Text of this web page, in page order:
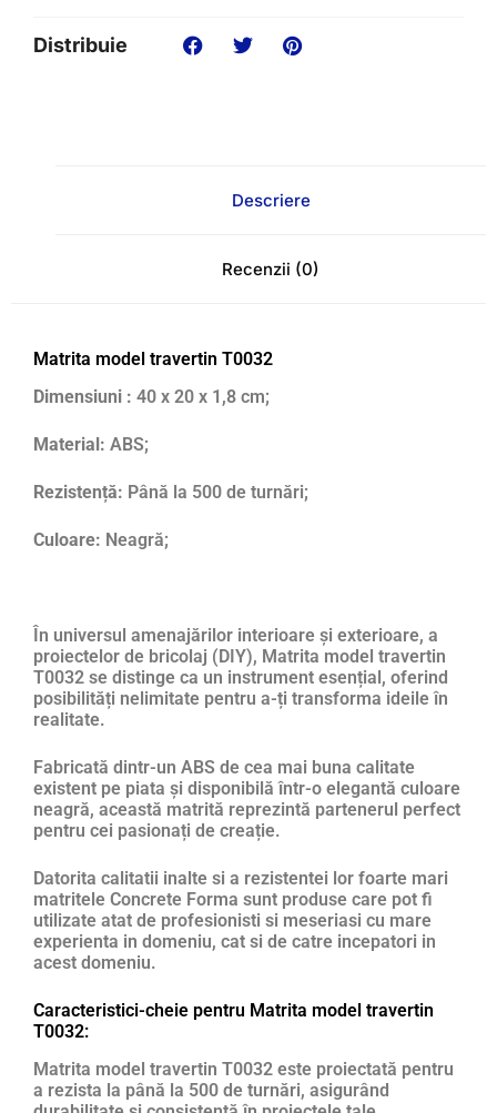
Distribuie
Descriere
Recenzii (0)
Matrita model travertin T0032
Dimensiuni : 40 x 20 x 1,8 cm;
Material: ABS;
Rezistență: Până la 500 de turnări;
Culoare: Neagră;
În universul amenajărilor interioare și exterioare, a
proiectelor de bricolaj (DIY), Matrita model travertin
T0032 se distinge ca un instrument esențial, oferind
posibilități nelimitate pentru a-ți transforma ideile în
realitate.
Fabricată dintr-un ABS de cea mai buna calitate
existent pe piata și disponibilă într-o elegantă culoare
neagră, această matrită reprezintă partenerul perfect
pentru cei pasionați de creație.
Datorita calitatii inalte si a rezistentei lor foarte mari
matritele Concrete Forma sunt produse care pot fi
utilizate atat de profesionisti si meseriasi cu mare
experienta in domeniu, cat si de catre incepatori in
acest domeniu.
Caracteristici-cheie pentru Matrita model travertin
T0032:
Matrita model travertin T0032 este proiectată pentru
a rezista la până la 500 de turnări, asigurând